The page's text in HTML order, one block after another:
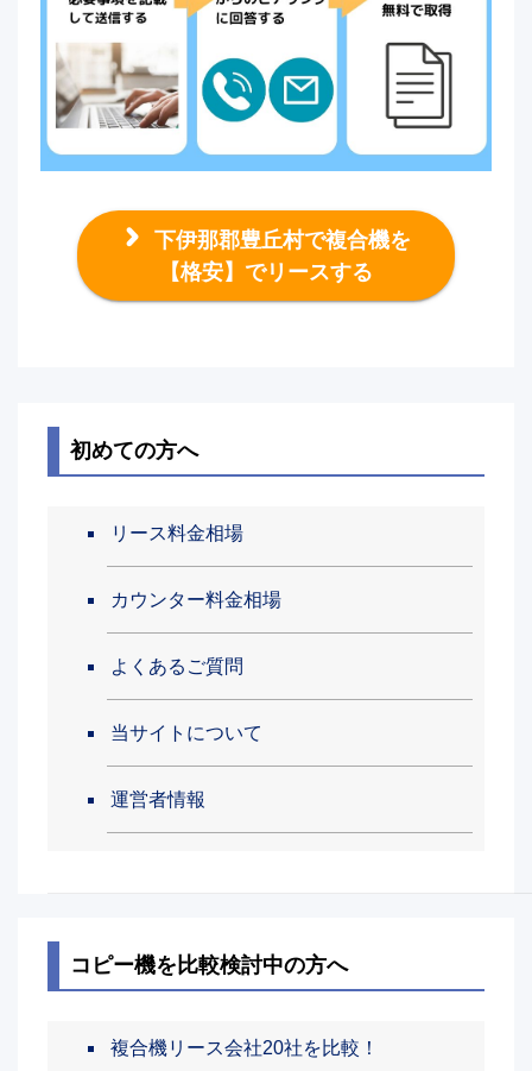
下伊那郡豊丘村で複合機を
【格安】でリースする
初めての方へ
リース料金相場
カウンター料金相場
よくあるご質問
当サイトについて
運営者情報
コピー機を比較検討中の方へ
複合機リース会社20社を比較！